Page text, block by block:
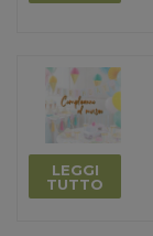
LEGGI
TUTTO